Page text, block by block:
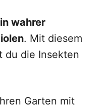
wahrer
. Mit diesem
du die Insekten
Garten mit